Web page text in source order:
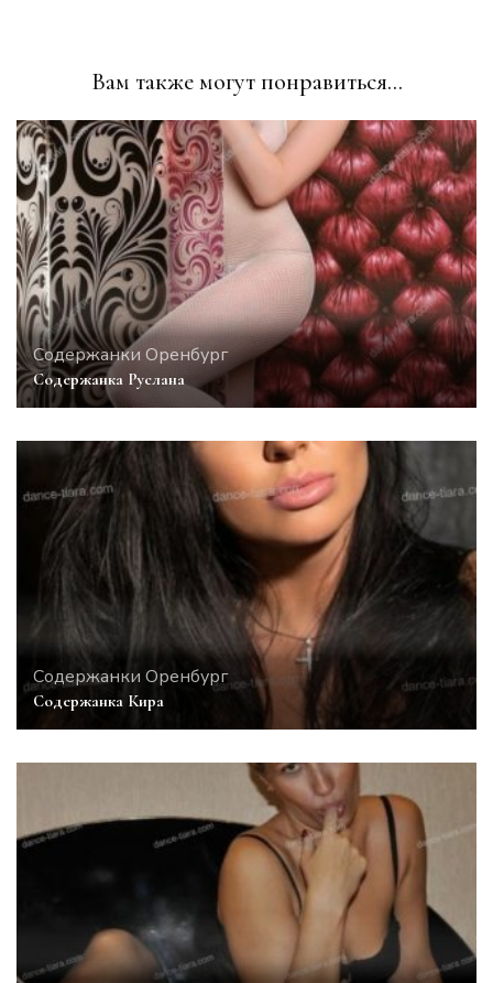
Вам также могут понравиться...
Содержанки Оренбург
Содержанка Руслана
Содержанки Оренбург
Содержанка Кира